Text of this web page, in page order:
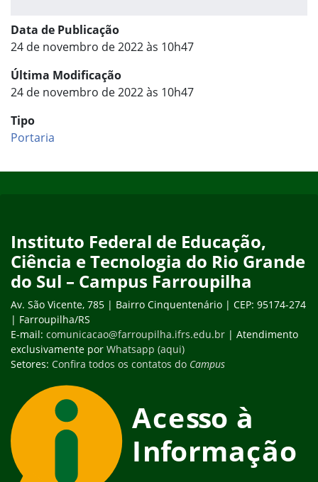
Data de Publicação
24 de novembro de 2022 às 10h47
Última Modificação
24 de novembro de 2022 às 10h47
Tipo
Portaria
Instituto Federal de Educação,
Ciência e Tecnologia do Rio Grande
do Sul – Campus Farroupilha
Av. São Vicente, 785 | Bairro Cinquentenário | CEP: 95174-274
| Farroupilha/RS
E-mail: comunicacao@farroupilha.ifrs.edu.br | Atendimento
exclusivamente por Whatsapp (aqui)
Setores: Confira todos os contatos do Campus